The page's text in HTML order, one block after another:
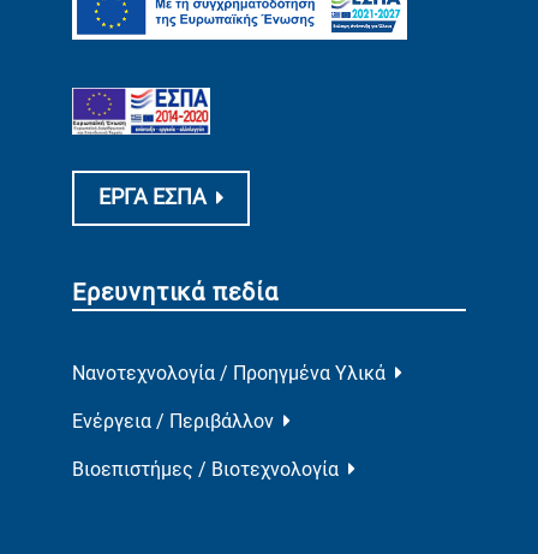
ΕΡΓΑ ΕΣΠΑ
Ερευνητικά πεδία
Νανοτεχνολογία / Προηγμένα Υλικά
Ενέργεια / Περιβάλλον
Βιοεπιστήμες / Βιοτεχνολογία